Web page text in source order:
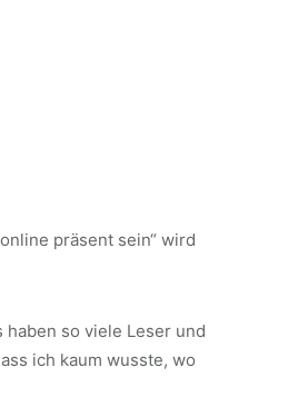
präsent sein“ wird
haben so viele Leser und
ich kaum wusste, wo